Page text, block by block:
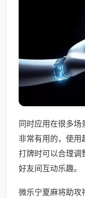
同时应用在很多
非常有用的，使用
打牌时可以合理调
好友间互动乐趣。
微乐宁夏麻将助攻